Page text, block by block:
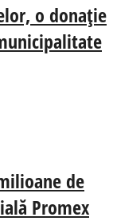
o donație
de
Promex